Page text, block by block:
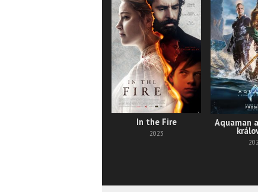
In the Fire
2023
Aquaman